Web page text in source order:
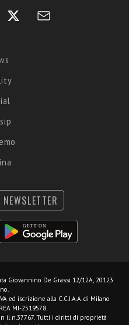
NEWSLETTER
Giovannino De Grassi 12/12A, 20123
ed iscrizione alla C.C.I.A.A. di Milano
MI-2519578.
il n.37767. Tutti i diritti di proprietà